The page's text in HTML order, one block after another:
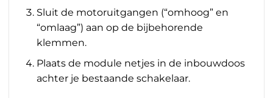
Sluit de motoruitgangen (“omhoog” en
“omlaag”) aan op de bijbehorende
klemmen.
Plaats de module netjes in de inbouwdoos
achter je bestaande schakelaar.